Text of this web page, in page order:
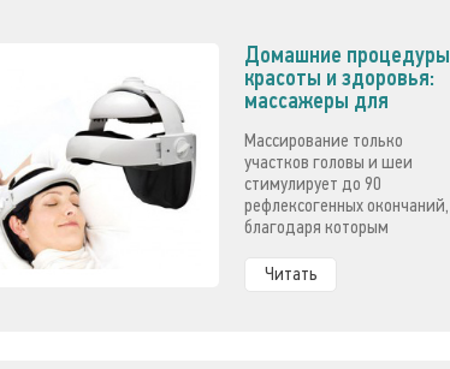
Домашние процедуры
красоты и здоровья:
массажеры для
Массирование только
участков головы и шеи
стимулирует до 90
рефлексогенных окончаний,
благодаря которым
внутренние органы и
системы. Достаточно
Читать